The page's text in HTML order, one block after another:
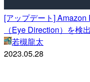
[アップデート]
（Eye Direction）を検
若槻龍太
2023.05.28